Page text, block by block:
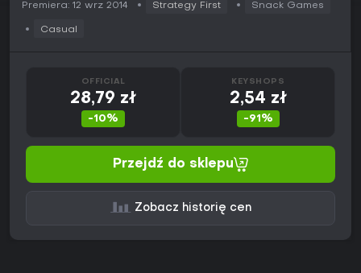
Premiera: 12 wrz 2014 Strategy First Snack Games
Casual
OFFICIAL
28,79 zł
-10%
KEYSHOPS
2,54 zł
-91%
Przejdź do sklepu
Zobacz historię cen